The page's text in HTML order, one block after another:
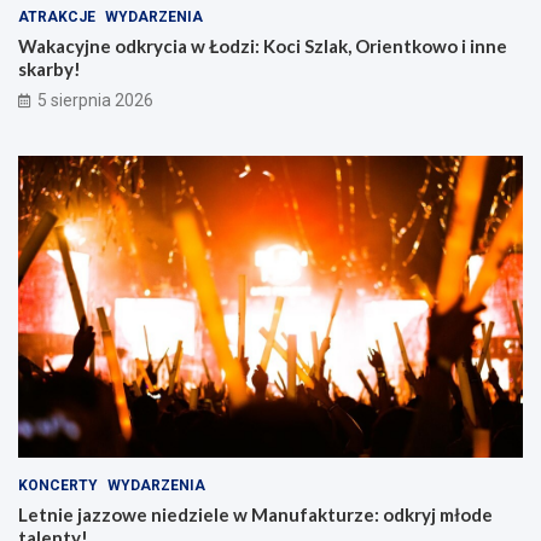
z
i
:
K
o
i
S
z
l
a
k
,
O
r
i
t
k
o
w
o
e
w
M
a
n
f
a
k
t
u
r
z
e
:
o
r
y
j
m
ł
ATRAKCJE WYDARZENIA
Wakacyjne odkrycia w Łodzi: Koci Szlak, Orientkowo i inne
skarby!
5 sierpnia 2026
KONCERTY WYDARZENIA
Letnie jazzowe niedziele w Manufakturze: odkryj młode